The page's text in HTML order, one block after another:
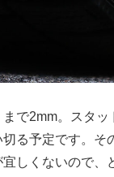
で2mm。スタ
る予定です。
しくないので